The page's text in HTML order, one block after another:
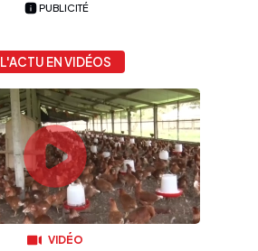
PUBLICITÉ
L'ACTU EN VIDÉOS
VIDÉO